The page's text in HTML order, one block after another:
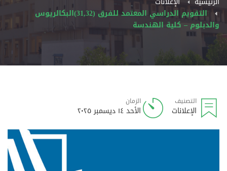
التقويم الدراسي المعتمد للفرق (31,32)البكالريوس
والدبلوم – كلية الهندسة
التصنيف
الإعلانات
الزمان
الأحد ١٤ ديسمبر ٢٠٢٥